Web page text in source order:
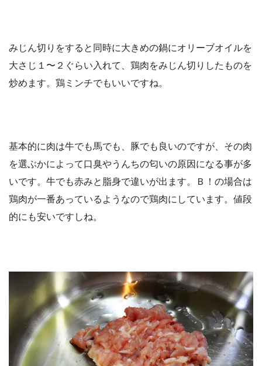
みじん切りをすると同時に大きめの鍋にオリーブオイルを
大さじ１〜２ぐらい入れて、鶏肉をみじん切りしたものを
炒めます。鶏ミンチでもいいですね。
基本的に肉は牛でも馬でも、豚でも良いのですが、その肉
を選ぶかによって口臭やうんちの匂いの原因になる事が多
いです。牛でも赤みと脂身で違いが出ます。Ｂ！の場合は
鶏肉が一番あっているようなので鶏肉にしています。値段
的にも安いですしね。